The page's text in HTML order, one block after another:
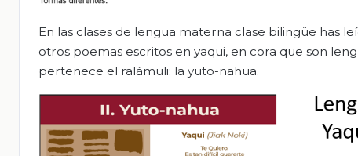
En las clases de lengua materna clase bilingüe has
otros poemas escritos en yaqui, en cora que son
pertenece el ralámuli: la yuto-nahua.